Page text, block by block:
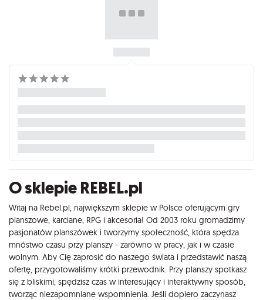
O sklepie REBEL.pl
Witaj na Rebel.pl, największym sklepie w Polsce oferującym gry
planszowe, karciane, RPG i akcesoria! Od 2003 roku gromadzimy
pasjonatów planszówek i tworzymy społeczność, która spędza
mnóstwo czasu przy planszy - zarówno w pracy, jak i w czasie
wolnym. Aby Cię zaprosić do naszego świata i przedstawić naszą
ofertę, przygotowaliśmy krótki przewodnik. Przy planszy spotkasz
się z bliskimi, spędzisz czas w interesujący i interaktywny sposób,
tworząc niezapomniane wspomnienia. Jeśli dopiero zaczynasz